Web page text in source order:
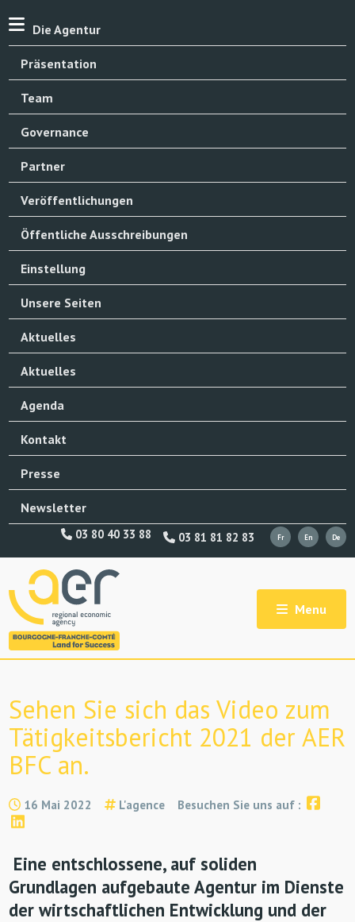
Die Agentur
Präsentation
Team
Governance
Partner
Veröffentlichungen
Öffentliche Ausschreibungen
Einstellung
Unsere Seiten
Aktuelles
Aktuelles
Agenda
Kontakt
Presse
Newsletter
03 81 81 82 83
03 80 40 33 88
Menu
Sehen Sie sich das Video zum
Tätigkeitsbericht 2021 der AER
BFC an.
16 Mai 2022 L'agence Besuchen Sie uns auf :
Eine entschlossene, auf soliden
Grundlagen aufgebaute Agentur im Dienste
der wirtschaftlichen Entwicklung und der